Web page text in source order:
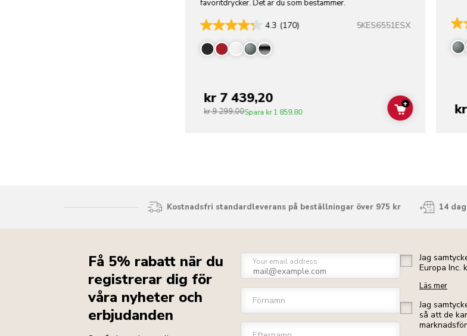
favoritdrycker. Det är du som bestämmer.
4.3 (170) 5KES6551ESX
kr 7 439,20
kr 9 299,00Spara kr 1 859,80 ADD TO CART
+
Kostnadsfri standardleverans på beställningar över 975 kr 14
Få 5% rabatt när du
registrerar dig för
våra nyheter och
erbjudanden
Your email address
Förnamn
Jag
Europa Inc.
Läs mer
Jag
så att de